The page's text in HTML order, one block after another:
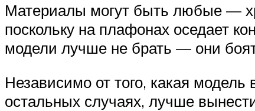
Материалы могут быть любые —
поскольку на плафонах оседает
модели лучше не брать — они
Независимо от того, какая
остальных случаях, лучше